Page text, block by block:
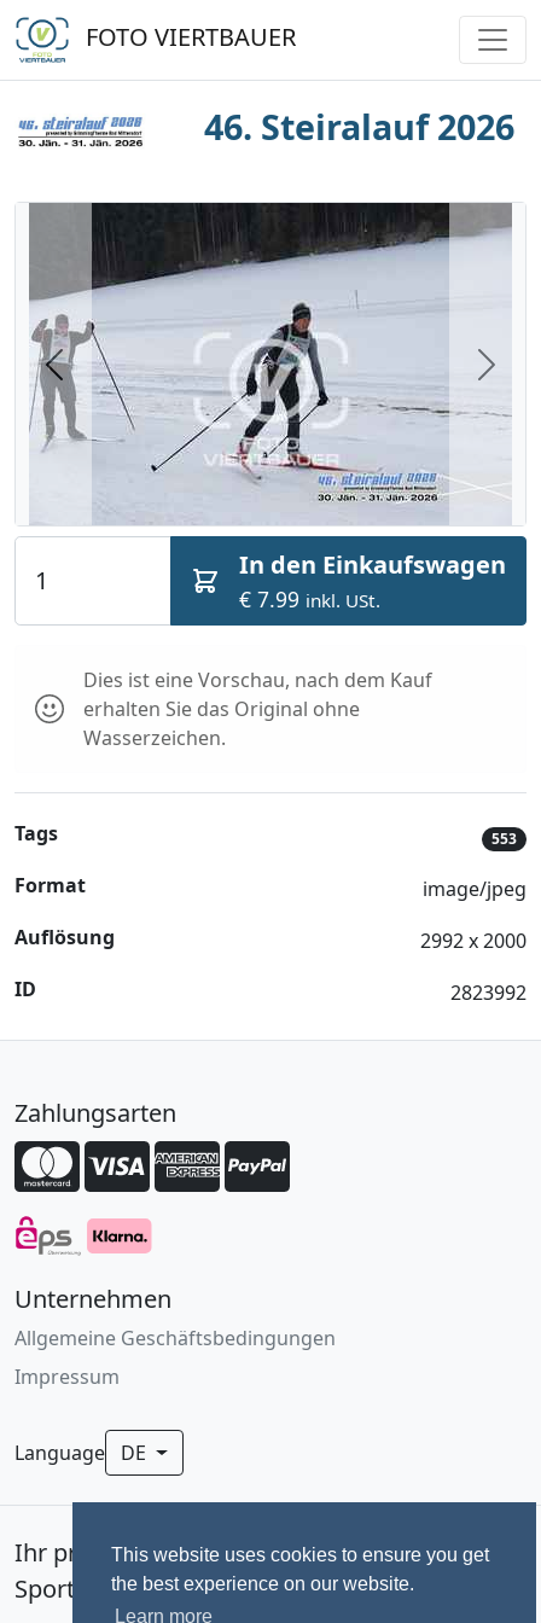
This website uses cookies to ensure you get
the best experience on our website.
Learn more
FOTO VIERTBAUER
46. Steiralauf 2026
Previous Next
In den Einkaufswagen
€ 7.99 inkl. USt.
Dies ist eine Vorschau, nach dem Kauf
erhalten Sie das Original ohne
Wasserzeichen.
Tags 553
Format
image/jpeg
Auflösung
2992 x 2000
ID
2823992
Zahlungsarten
Unternehmen
Allgemeine Geschäftsbedingungen
Impressum
Language DE
Ihr professionelles Fotoservice für
Sportevents seit 1992.